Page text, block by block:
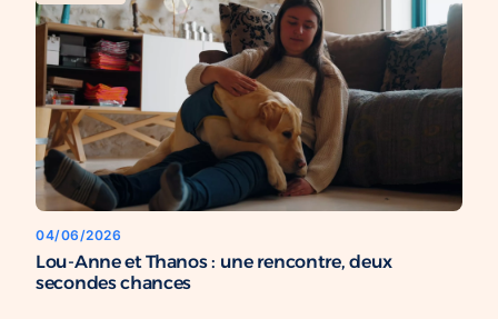
04/06/2026
Lou-Anne et Thanos : une rencontre, deux
secondes chances